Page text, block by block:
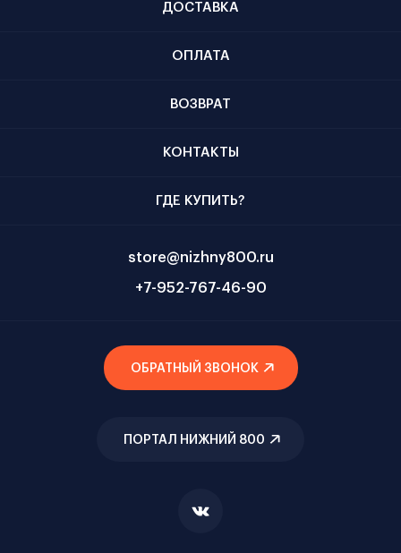
ДОСТАВКА
ОПЛАТА
ВОЗВРАТ
КОНТАКТЫ
ГДЕ КУПИТЬ?
store@nizhny800.ru
+7-952-767-46-90
ОБРАТНЫЙ ЗВОНОК
ПОРТАЛ НИЖНИЙ 800